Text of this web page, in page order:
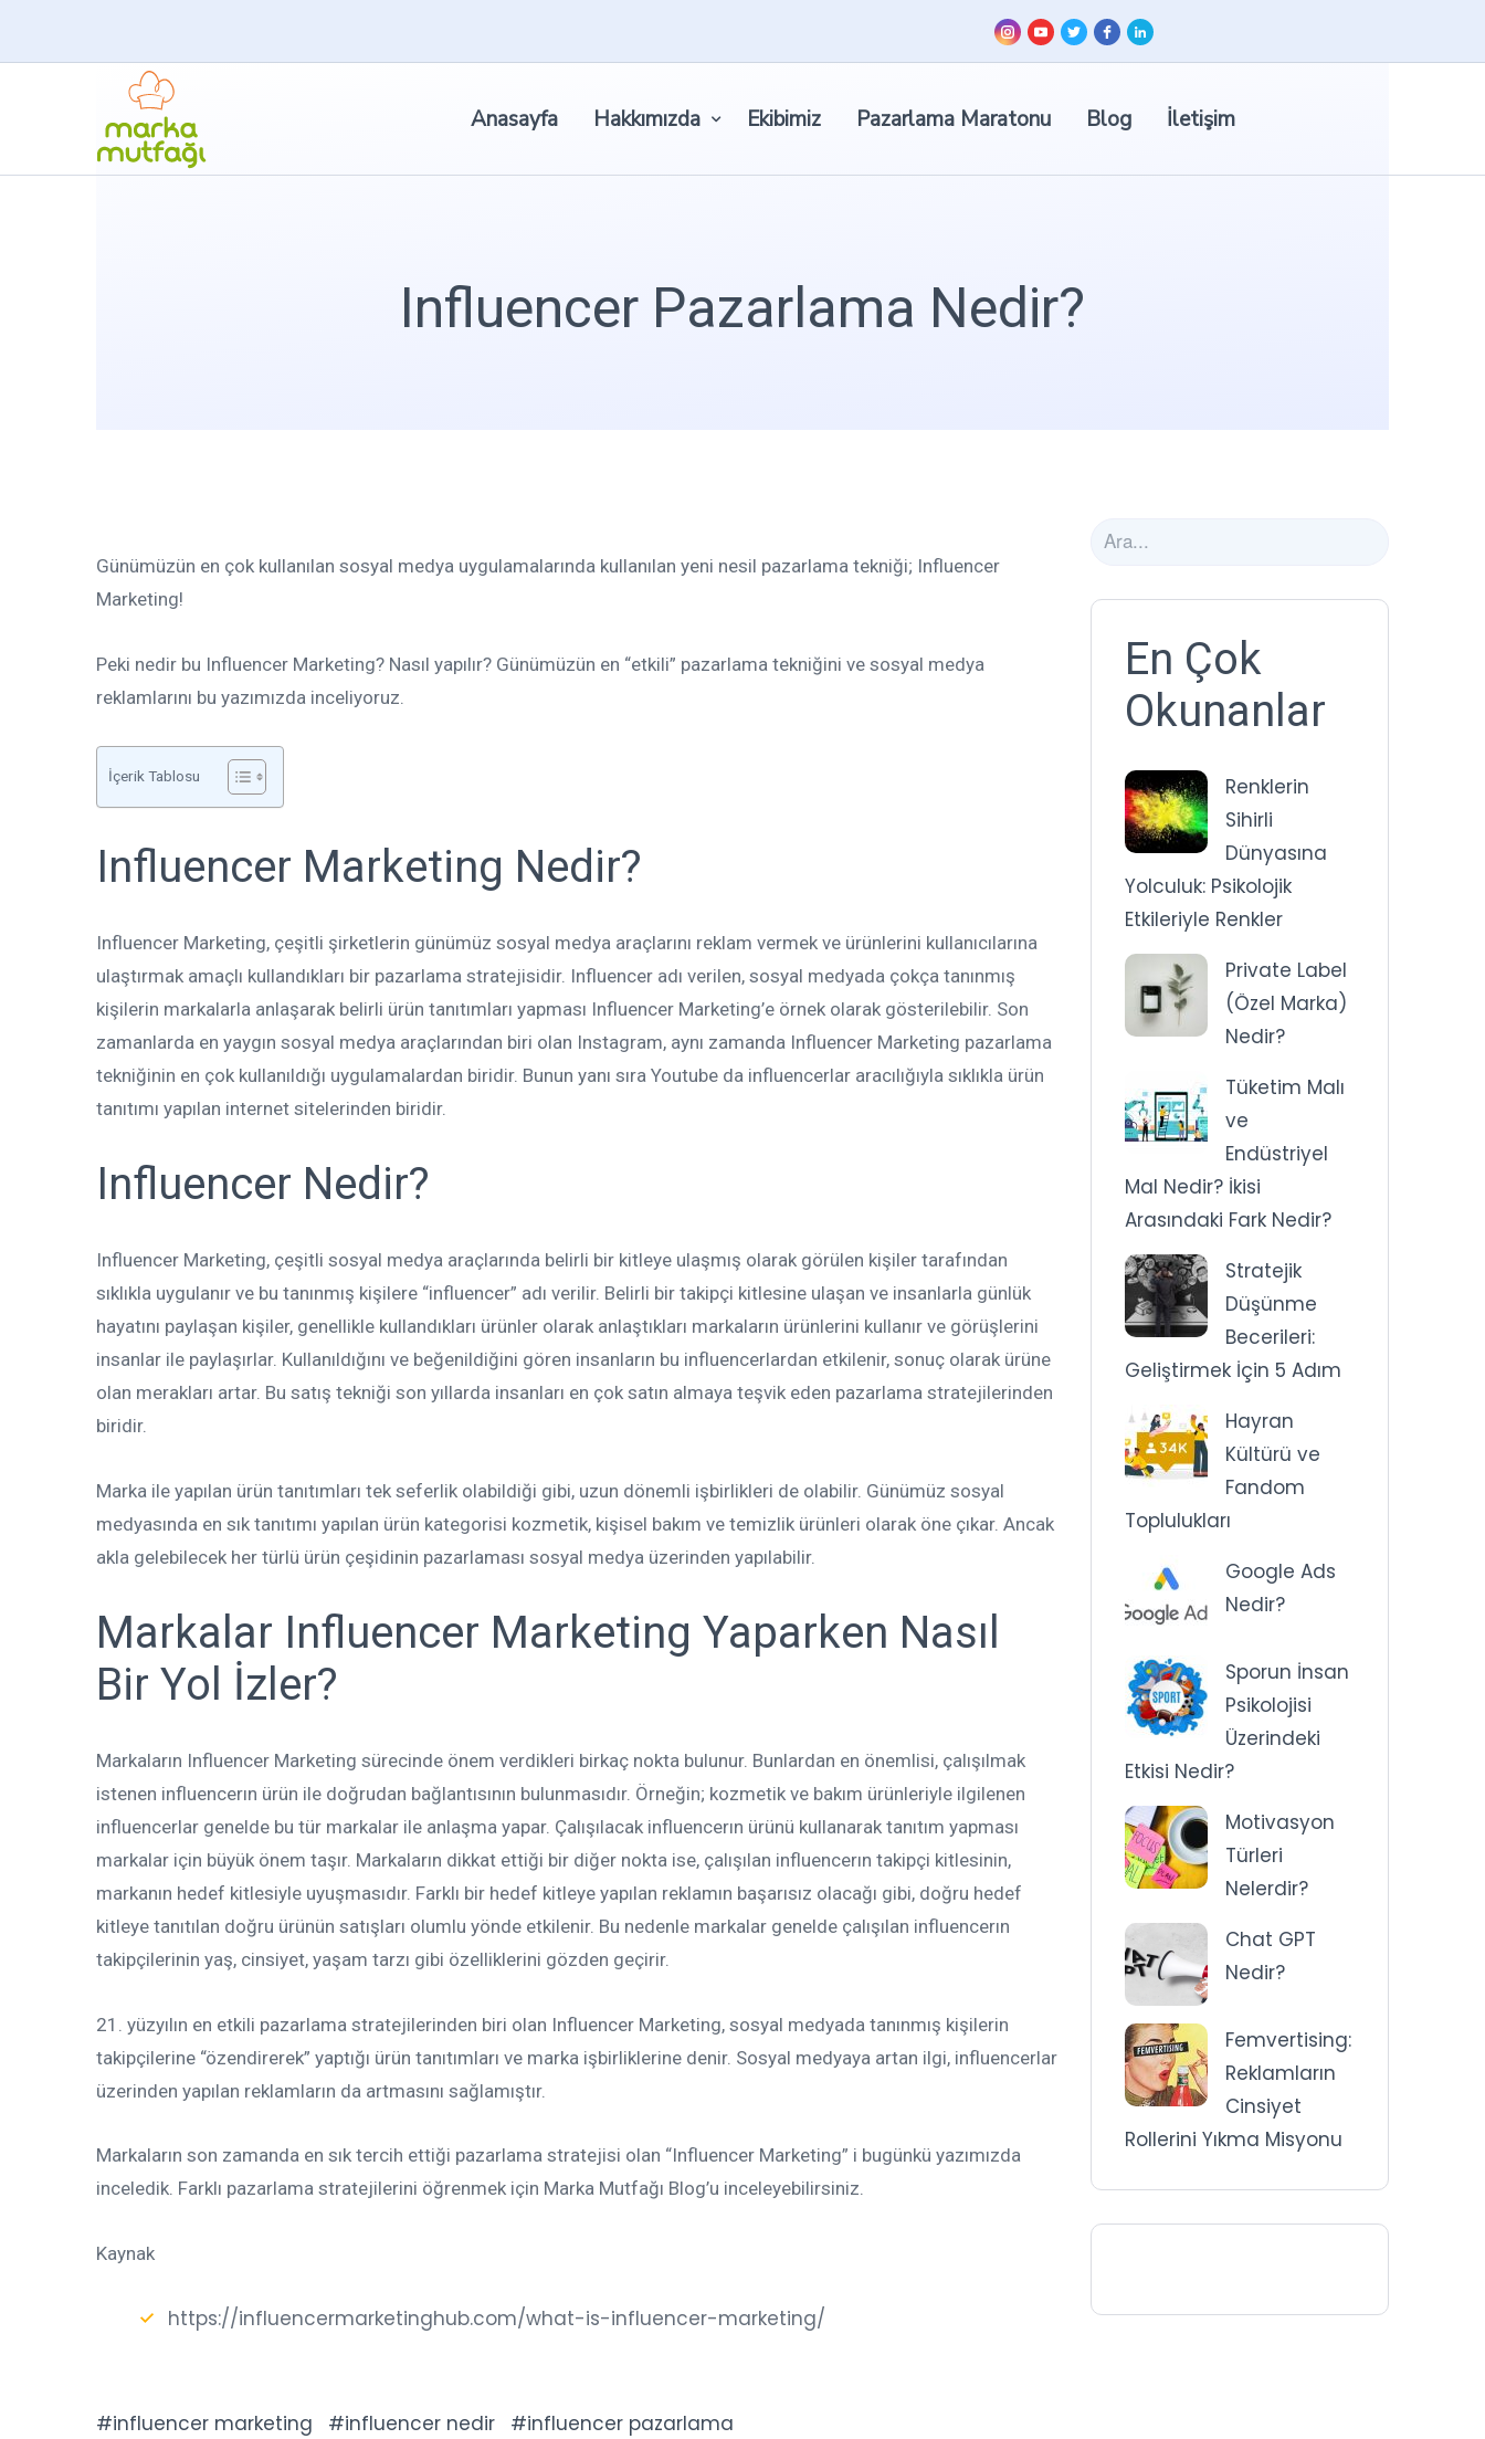
Anasayfa Hakkımızda Ekibimiz Pazarlama Maratonu Blog İletişim
Influencer Pazarlama Nedir?
En Çok
Okunanlar
Renklerin
Sihirli
Dünyasına
Yolculuk: Psikolojik
Etkileriyle Renkler
Private Label
(Özel Marka)
Nedir?
Tüketim Malı
ve
Endüstriyel
Mal Nedir? İkisi
Arasındaki Fark Nedir?
Stratejik
Düşünme
Becerileri:
Geliştirmek İçin 5 Adım
Hayran
Kültürü ve
Fandom
Toplulukları
Google Ads
Nedir?
Sporun İnsan
Psikolojisi
Üzerindeki
Etkisi Nedir?
Motivasyon
Türleri
Nelerdir?
Chat GPT
Nedir?
Femvertising:
Reklamların
Cinsiyet
Rollerini Yıkma Misyonu
Günümüzün en çok kullanılan sosyal medya uygulamalarında kullanılan yeni nesil pazarlama tekniği; Influencer
Marketing!
Peki nedir bu Influencer Marketing? Nasıl yapılır? Günümüzün en “etkili” pazarlama tekniğini ve sosyal medya
reklamlarını bu yazımızda inceliyoruz.
İçerik Tablosu
Influencer Marketing Nedir?
Influencer Marketing, çeşitli şirketlerin günümüz sosyal medya araçlarını reklam vermek ve ürünlerini kullanıcılarına
ulaştırmak amaçlı kullandıkları bir pazarlama stratejisidir. Influencer adı verilen, sosyal medyada çokça tanınmış
kişilerin markalarla anlaşarak belirli ürün tanıtımları yapması Influencer Marketing’e örnek olarak gösterilebilir. Son
zamanlarda en yaygın sosyal medya araçlarından biri olan Instagram, aynı zamanda Influencer Marketing pazarlama
tekniğinin en çok kullanıldığı uygulamalardan biridir. Bunun yanı sıra Youtube da influencerlar aracılığıyla sıklıkla ürün
tanıtımı yapılan internet sitelerinden biridir.
Influencer Nedir?
Influencer Marketing, çeşitli sosyal medya araçlarında belirli bir kitleye ulaşmış olarak görülen kişiler tarafından
sıklıkla uygulanır ve bu tanınmış kişilere “influencer” adı verilir. Belirli bir takipçi kitlesine ulaşan ve insanlarla günlük
hayatını paylaşan kişiler, genellikle kullandıkları ürünler olarak anlaştıkları markaların ürünlerini kullanır ve görüşlerini
insanlar ile paylaşırlar. Kullanıldığını ve beğenildiğini gören insanların bu influencerlardan etkilenir, sonuç olarak ürüne
olan merakları artar. Bu satış tekniği son yıllarda insanları en çok satın almaya teşvik eden pazarlama stratejilerinden
biridir.
Marka ile yapılan ürün tanıtımları tek seferlik olabildiği gibi, uzun dönemli işbirlikleri de olabilir. Günümüz sosyal
medyasında en sık tanıtımı yapılan ürün kategorisi kozmetik, kişisel bakım ve temizlik ürünleri olarak öne çıkar. Ancak
akla gelebilecek her türlü ürün çeşidinin pazarlaması sosyal medya üzerinden yapılabilir.
Markalar Influencer Marketing Yaparken Nasıl
Bir Yol İzler?
Markaların Influencer Marketing sürecinde önem verdikleri birkaç nokta bulunur. Bunlardan en önemlisi, çalışılmak
istenen influencerın ürün ile doğrudan bağlantısının bulunmasıdır. Örneğin; kozmetik ve bakım ürünleriyle ilgilenen
influencerlar genelde bu tür markalar ile anlaşma yapar. Çalışılacak influencerın ürünü kullanarak tanıtım yapması
markalar için büyük önem taşır. Markaların dikkat ettiği bir diğer nokta ise, çalışılan influencerın takipçi kitlesinin,
markanın hedef kitlesiyle uyuşmasıdır. Farklı bir hedef kitleye yapılan reklamın başarısız olacağı gibi, doğru hedef
kitleye tanıtılan doğru ürünün satışları olumlu yönde etkilenir. Bu nedenle markalar genelde çalışılan influencerın
takipçilerinin yaş, cinsiyet, yaşam tarzı gibi özelliklerini gözden geçirir.
21. yüzyılın en etkili pazarlama stratejilerinden biri olan Influencer Marketing, sosyal medyada tanınmış kişilerin
takipçilerine “özendirerek” yaptığı ürün tanıtımları ve marka işbirliklerine denir. Sosyal medyaya artan ilgi, influencerlar
üzerinden yapılan reklamların da artmasını sağlamıştır.
Markaların son zamanda en sık tercih ettiği pazarlama stratejisi olan “Influencer Marketing” i bugünkü yazımızda
inceledik. Farklı pazarlama stratejilerini öğrenmek için Marka Mutfağı Blog’u inceleyebilirsiniz.
Kaynak
https://influencermarketinghub.com/what-is-influencer-marketing/
influencer marketing influencer nedir influencer pazarlama